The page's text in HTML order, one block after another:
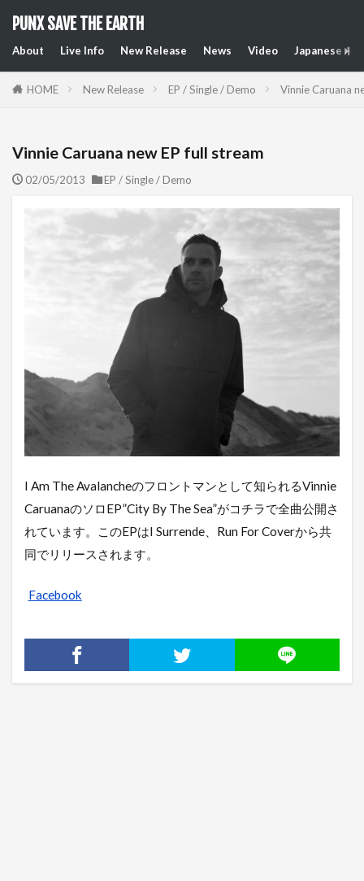
PUNX SAVE THE EARTH
About Live Info New Release News Video Japanese
HOME New Release EP / Single / Demo Vinnie Caruana
Vinnie Caruana new EP full stream
02/05/2013 EP / Single / Demo
I Am The Avalancheのフロントマンとして知られるVinnie
CaruanaのソロEP”City By The Sea”がコチラで全曲公開さ
れています。このEPはI Surrende、Run For Coverから共
同でリリースされます。
Facebook